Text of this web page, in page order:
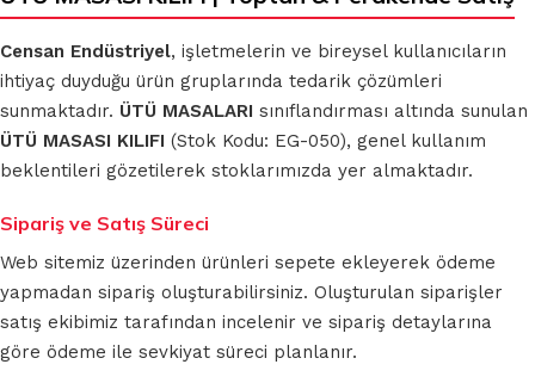
Censan Endüstriyel, işletmelerin ve bireysel kullanıcıların
ihtiyaç duyduğu ürün gruplarında tedarik çözümleri
sunmaktadır. ÜTÜ MASALARI sınıflandırması altında sunulan
ÜTÜ MASASI KILIFI (Stok Kodu: EG-050), genel kullanım
beklentileri gözetilerek stoklarımızda yer almaktadır.
Sipariş ve Satış Süreci
Web sitemiz üzerinden ürünleri sepete ekleyerek ödeme
yapmadan sipariş oluşturabilirsiniz. Oluşturulan siparişler
satış ekibimiz tarafından incelenir ve sipariş detaylarına
göre ödeme ile sevkiyat süreci planlanır.